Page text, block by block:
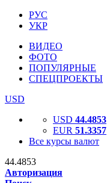
РУС
УКР
ВИДЕО
ФОТО
ПОПУЛЯРНЫЕ
СПЕЦПРОЕКТЫ
USD
USD 44.4853
EUR 51.3357
Все курсы валют
44.4853
Авторизация